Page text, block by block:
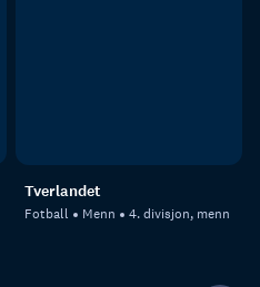
Tverlandet
Fotball Menn 4. divisjon, menn